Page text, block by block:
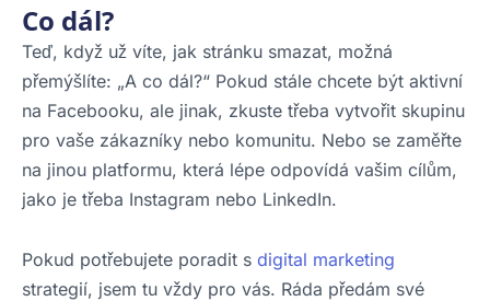
Co dál?
Teď, když už víte, jak stránku smazat, možná
přemýšlíte: „A co dál?“ Pokud stále chcete být aktivní
na Facebooku, ale jinak, zkuste třeba vytvořit skupinu
pro vaše zákazníky nebo komunitu. Nebo se zaměřte
na jinou platformu, která lépe odpovídá vašim cílům,
jako je třeba Instagram nebo LinkedIn.
Pokud potřebujete poradit s digital marketing
strategií, jsem tu vždy pro vás. Ráda předám své